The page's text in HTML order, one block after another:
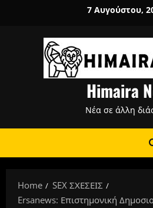
7 Αυγούστου,
Himaira
Νέα σε άλλη
Home
SEX ΣΧΕΣΕΙΣ
Ersanews: Επιστημονική